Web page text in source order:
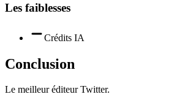
Les faiblesses
Crédits IA
Conclusion
Le meilleur éditeur Twitter.